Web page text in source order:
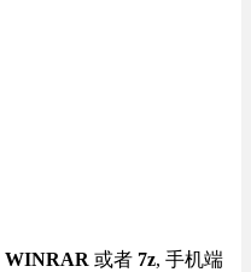
WINRAR 或者 7z, 手机端